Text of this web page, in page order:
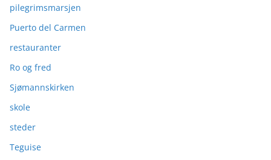
pilegrimsmarsjen
Puerto del Carmen
restauranter
Ro og fred
Sjømannskirken
skole
steder
Teguise